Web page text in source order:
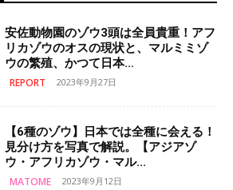
安佐動物園のゾウ3頭は全員貴重！アフ
リカゾウのオスの現状と、マルミミゾ
ウの繁殖、かつて日本...
REPORT 2023年9月27日
【6種のゾウ】日本では全種に会える！
見分け方を写真で解説。【アジアゾ
ウ・アフリカゾウ・マル...
MATOME 2023年9月12日